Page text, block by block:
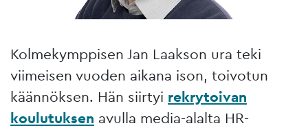
Kolmekymppisen Jan Laakson ura teki
viimeisen vuoden aikana ison, toivotun
käännöksen. Hän siirtyi rekrytoivan
koulutuksen avulla media-alalta HR-